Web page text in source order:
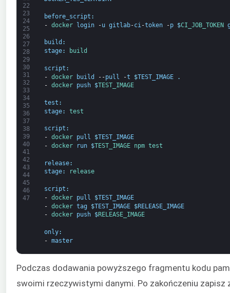
22
23
24
25
26
27
28
29
30
31
32
33
34
35
36
37
38
39
40
41
42
43
44
45
46
47
before_script :
- docker login -u gitlab-ci-token -p $CI_JOB_TOKEN
build :
stage: build
script :
- docker build --pull -t $TEST_IMAGE
.
- docker push $TEST_IMAGE
test :
stage: test
script :
- docker pull $TEST_IMAGE
- docker run $TEST_IMAGE npm test
release:
stage: release
script :
- docker pull $TEST_IMAGE
- docker tag $TEST_IMAGE $RELEASE_IMAGE
- docker push $RELEASE_IMAGE
only:
- master
Podczas dodawania powyższego fragmentu kodu
swoimi rzeczywistymi danymi. Po zakończeniu zapisz